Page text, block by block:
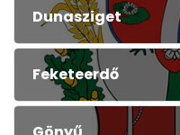
Dunasziget
Feketeerdő